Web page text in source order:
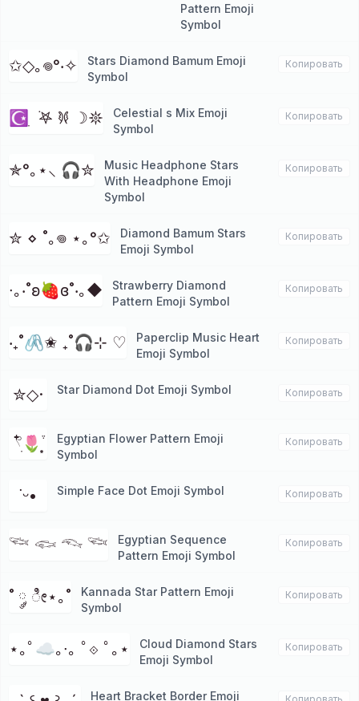
Pattern Emoji
Symbol
✩◇｡𖦹°‧✧
Stars Diamond Bamum Emoji
Symbol
Копировать
☪︎ ִ ࣪𖤐 𐦍 ☽𖤓
Celestial s Mix Emoji
Symbol
Копировать
✯°｡⋆⸜ 🎧✮
Music Headphone Stars
With Headphone Emoji
Symbol
Копировать
✮ ⋄ ˚｡𖦹 ⋆｡°✩
Diamond Bamum Stars
Emoji Symbol
Копировать
∙｡‧˚ʚ🍓ɞ˚‧｡◆
Strawberry Diamond
Pattern Emoji Symbol
Копировать
‧₊˚🖇️✬ ₊˚🎧⊹ ♡
Paperclip Music Heart
Emoji Symbol
Копировать
✮◇· Star Diamond Dot Emoji Symbol Копировать
𓍢ִ໋🌷͙֒
Egyptian Flower Pattern Emoji
Symbol
Копировать
˙ᵕ• Simple Face Dot Emoji Symbol Копировать
𓆝 𓆟 𓆞 𓆝
Egyptian Sequence
Pattern Emoji Symbol
Копировать
˚ ༘ ೀ⋆｡˚
Kannada Star Pattern Emoji
Symbol
Копировать
⋆｡ﾟ☁︎｡∙｡ ﾟ⟐ ﾟ｡⋆
Cloud Diamond Stars
Emoji Symbol
Копировать
Heart Bracket Border Emoji